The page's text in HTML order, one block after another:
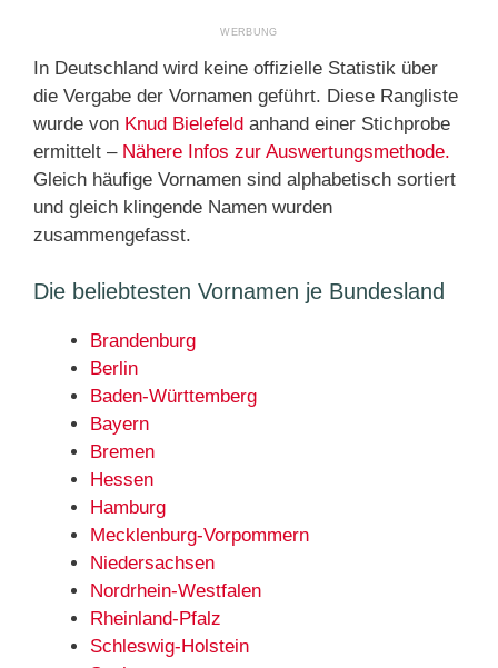
In Deutschland wird keine offizielle Statistik über
die Vergabe der Vornamen geführt. Diese Rangliste
wurde von Knud Bielefeld anhand einer Stichprobe
ermittelt – Nähere Infos zur Auswertungsmethode.
Gleich häufige Vornamen sind alphabetisch sortiert
und gleich klingende Namen wurden
zusammengefasst.
Die beliebtesten Vornamen je Bundesland
Brandenburg
Berlin
Baden-Württemberg
Bayern
Bremen
Hessen
Hamburg
Mecklenburg-Vorpommern
Niedersachsen
Nordrhein-Westfalen
Rheinland-Pfalz
Schleswig-Holstein